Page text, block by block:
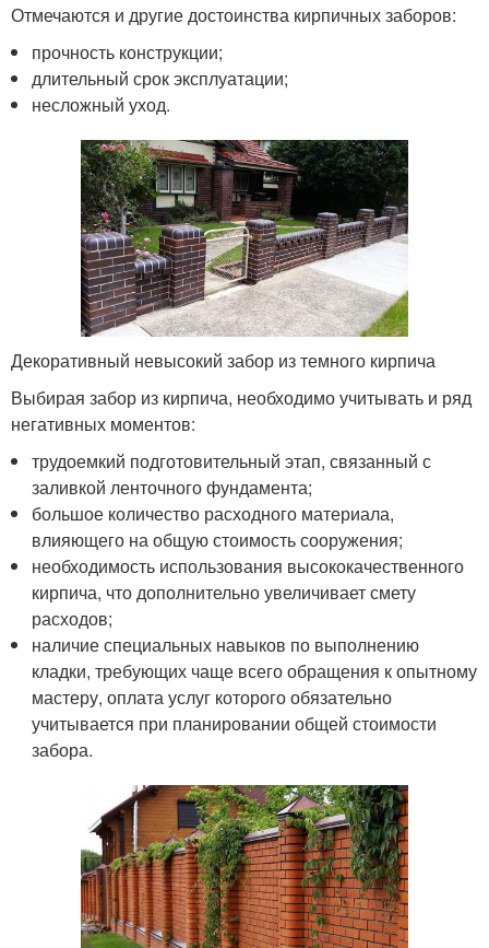
Отмечаются и другие достоинства кирпичных заборов:
прочность конструкции;
длительный срок эксплуатации;
несложный уход.
Декоративный невысокий забор из темного кирпича
Выбирая забор из кирпича, необходимо учитывать и ряд
негативных моментов:
трудоемкий подготовительный этап, связанный с
заливкой ленточного фундамента;
большое количество расходного материала,
влияющего на общую стоимость сооружения;
необходимость использования высококачественного
кирпича, что дополнительно увеличивает смету
расходов;
наличие специальных навыков по выполнению
кладки, требующих чаще всего обращения к опытному
мастеру, оплата услуг которого обязательно
учитывается при планировании общей стоимости
забора.